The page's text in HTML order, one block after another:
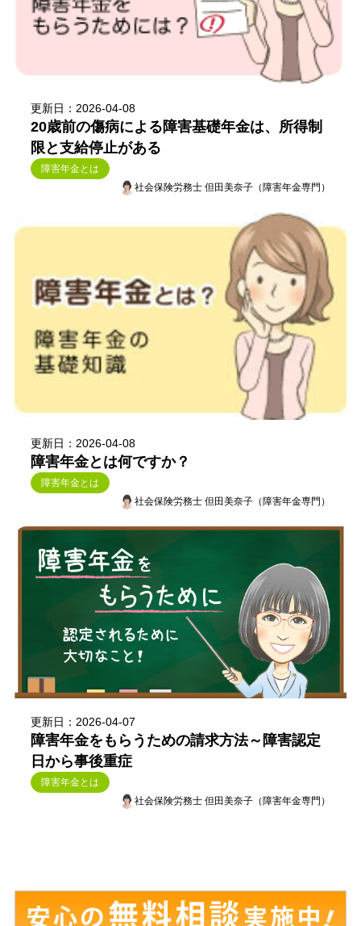
更新日：2026-04-08
20歳前の傷病による障害基礎年金は、所得制
限と支給停止がある
障害年金とは
社会保険労務士 但田美奈子（障害年金専門）
更新日：2026-04-08
障害年金とは何ですか？
障害年金とは
社会保険労務士 但田美奈子（障害年金専門）
更新日：2026-04-07
障害年金をもらうための請求方法～障害認定
日から事後重症
障害年金とは
社会保険労務士 但田美奈子（障害年金専門）